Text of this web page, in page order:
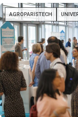
AGROPARISTECH